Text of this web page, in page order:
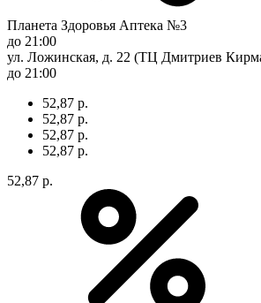
Планета Здоровья Аптека №3
до 21:00
ул. Ложинская, д. 22 (ТЦ Дмитриев
до 21:00
52,87 р.
52,87 р.
52,87 р.
52,87 р.
52,87 р.